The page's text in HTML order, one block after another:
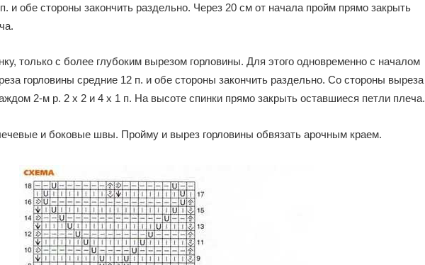
и обе стороны закончить раздельно. Через 20 см от начала пройм прямо закрыть
только с более глубоким вырезом горловины. Для этого одновременно с началом
горловины средние 12 п. и обе стороны закончить раздельно. Со стороны выреза
2-м p. 2 х 2 и 4 х 1 п. На высоте спинки прямо закрыть оставшиеся петли плеча.
и боковые швы. Пройму и вырез горловины обвязать арочным краем.